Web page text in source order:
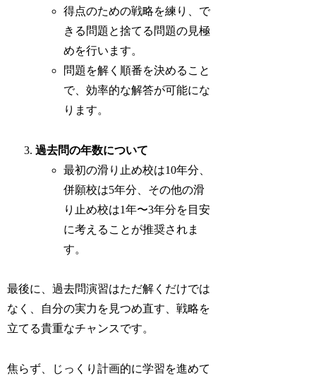
得点のための戦略を練り、で
きる問題と捨てる問題の見極
めを行います。
問題を解く順番を決めること
で、効率的な解答が可能にな
ります。
過去問の年数について
最初の滑り止め校は10年分、
併願校は5年分、その他の滑
り止め校は1年〜3年分を目安
に考えることが推奨されま
す。
最後に、過去問演習はただ解くだけでは
なく、自分の実力を見つめ直す、戦略を
立てる貴重なチャンスです。
焦らず、じっくり計画的に学習を進めて